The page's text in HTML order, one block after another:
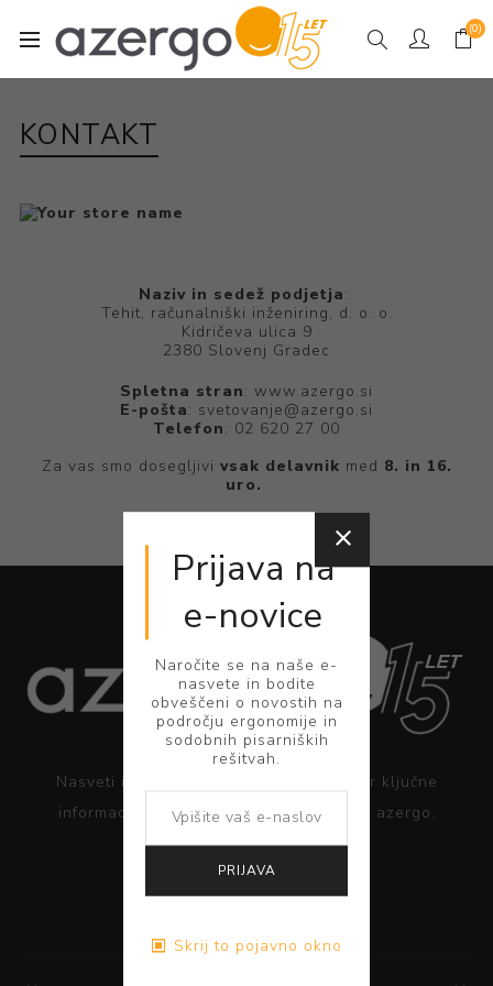
(0)
KONTAKT
Naziv in sedež podjetja:
Tehit, računalniški inženiring, d. o. o.
Kidričeva ulica 9
2380 Slovenj Gradec
Spletna stran: www.azergo.si
E-pošta: svetovanje@azergo.si
Telefon: 02 620 27 00
Za vas smo dosegljivi vsak delavnik med 8. in 16.
uro.
Nasveti in dobre ergonomske prakse ter ključne
informacije za pravilno uporabo rešitev azergo.
PREBERITE VEČ
Prijava na
e-novice
Naročite se na naše e-
nasvete in bodite
obveščeni o novostih na
področju ergonomije in
sodobnih pisarniških
rešitvah.
PRIJAVA
Skrij to pojavno okno